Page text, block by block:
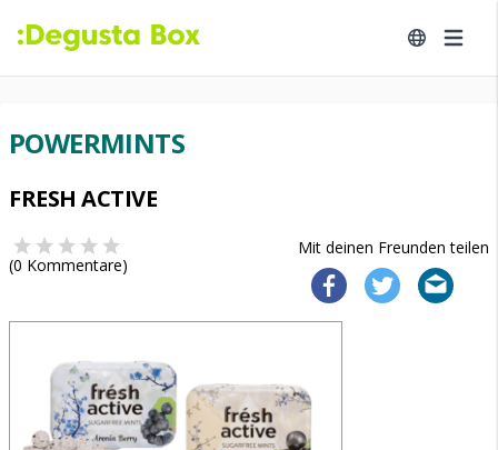
POWERMINTS
FRESH ACTIVE
Mit deinen Freunden teilen
(0 Kommentare)